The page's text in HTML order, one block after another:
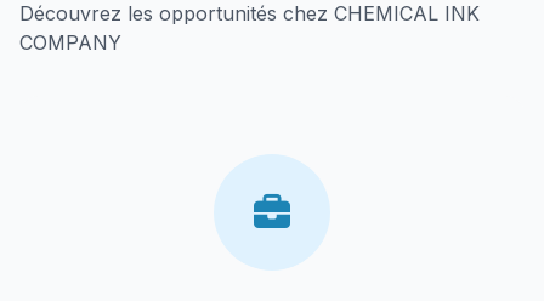
Découvrez les opportunités chez CHEMICAL INK
COMPANY